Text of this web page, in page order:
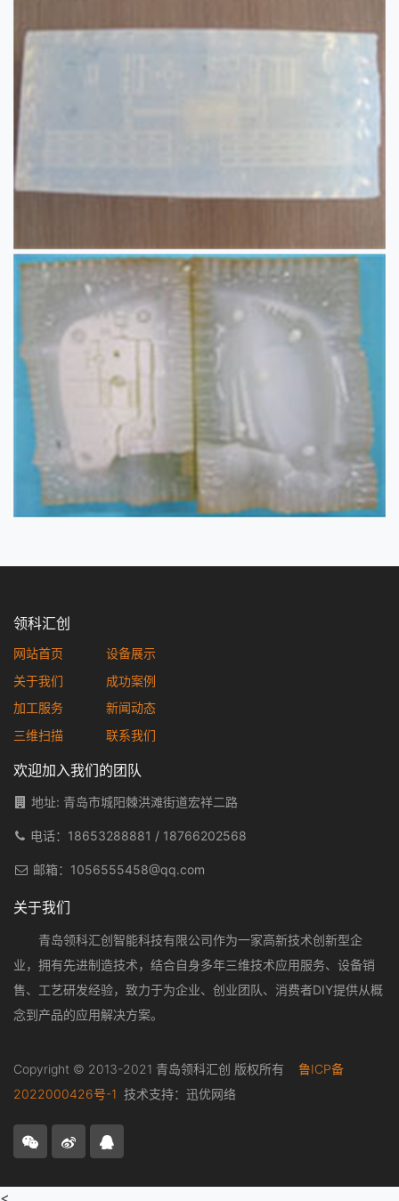
领科汇创
网站首页
关于我们
加工服务
三维扫描
设备展示
成功案例
新闻动态
联系我们
欢迎加入我们的团队
地址: 青岛市城阳棘洪滩街道宏祥二路
电话： 18653288881 / 18766202568
邮箱： 1056555458@qq.com
关于我们
青岛领科汇创智能科技有限公司作为一家高新技术创新型企
业，拥有先进制造技术，结合自身多年三维技术应用服务、设备销
售、工艺研发经验，致力于为企业、创业团队、消费者DIY提供从概
念到产品的应用解决方案。
Copyright © 2013-2021 青岛领科汇创 版权所有 鲁ICP备
2022000426号-1 技术支持： 迅优网络
<